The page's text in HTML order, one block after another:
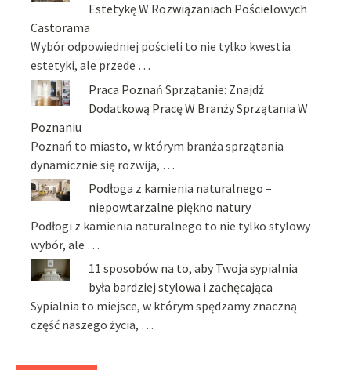
Estetykę W Rozwiązaniach Pościelowych
Castorama
Wybór odpowiedniej pościeli to nie tylko kwestia
estetyki, ale przede …
Praca Poznań Sprzątanie: Znajdź
Dodatkową Pracę W Branży Sprzątania W
Poznaniu
Poznań to miasto, w którym branża sprzątania
dynamicznie się rozwija, …
Podłoga z kamienia naturalnego –
niepowtarzalne piękno natury
Podłogi z kamienia naturalnego to nie tylko stylowy
wybór, ale …
11 sposobów na to, aby Twoja sypialnia
była bardziej stylowa i zachęcająca
Sypialnia to miejsce, w którym spędzamy znaczną
część naszego życia, …